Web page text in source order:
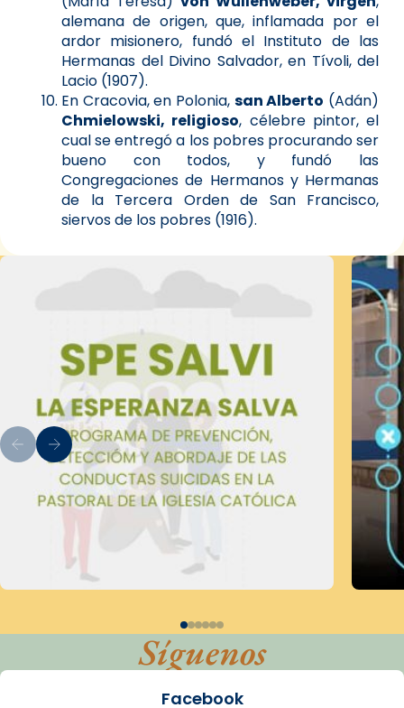
alemana de origen, que, inflamada por el
ardor misionero, fundó el Instituto de las
Hermanas del Divino Salvador, en Tívoli, del
Lacio (1907).
En Cracovia, en Polonia, san Alberto (Adán)
Chmielowski, religioso, célebre pintor, el
cual se entregó a los pobres procurando ser
bueno con todos, y fundó las
Congregaciones de Hermanos y Hermanas
de la Tercera Orden de San Francisco,
siervos de los pobres (1916).
Síguenos
Facebook